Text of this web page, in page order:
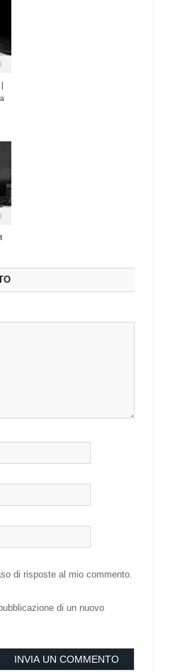
di risposte al mio commento.
di un nuovo